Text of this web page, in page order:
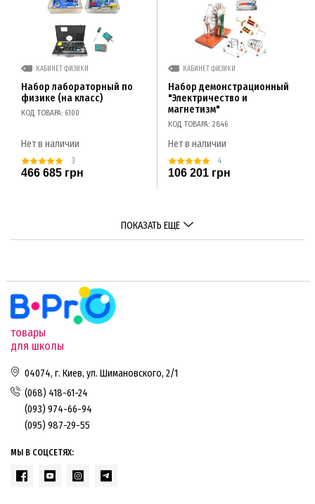
КАБИНЕТ ФИЗИКИ
Набор лабораторный по
физике (на класс)
КОД ТОВАРА: 6100
Нет в наличии
3
466 685 грн
КАБИНЕТ ФИЗИКИ
Набор демонстрационный
"Электричество и
магнетизм"
КОД ТОВАРА: 2846
Нет в наличии
4
106 201 грн
ПОКАЗАТЬ ЕЩЕ
товары
для школы
04074, г. Киев, ул. Шимановского, 2/1
(068) 418-61-24
(093) 974-66-94
(095) 987-29-55
МЫ В СОЦСЕТЯХ: